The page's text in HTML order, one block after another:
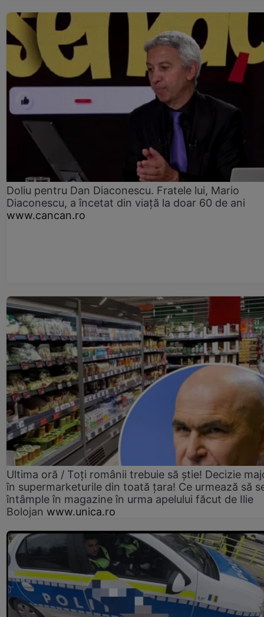
Doliu pentru Dan Diaconescu. Fratele lui, Mario
Diaconescu, a încetat din viață la doar 60 de ani
www.cancan.ro
Ultima oră / Toți românii trebuie să știe! Decizie
în supermarketurile din toată țara! Ce urmează să
întâmple în magazine în urma apelului făcut de Ilie
Bolojan www.unica.ro